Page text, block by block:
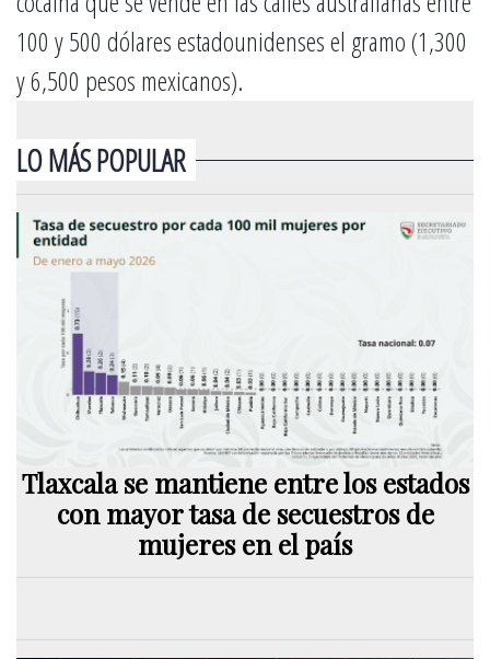
100 y 500 dólares estadounidenses el gramo (1,300
y 6,500 pesos mexicanos).
LO MÁS POPULAR
Tlaxcala se mantiene entre los estados
con mayor tasa de secuestros de
mujeres en el país